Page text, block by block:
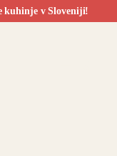
kuhinje v Sloveniji!